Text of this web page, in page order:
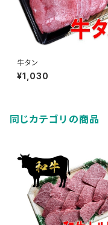
牛タン
¥1,030
同じカテゴリの商品